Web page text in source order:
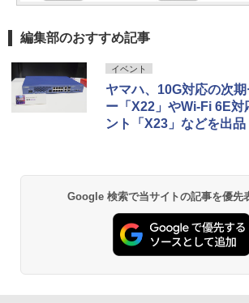
編集部のおすすめ記事
イベント
ヤマハ、10G対応の次
ー「X22」やWi-Fi 6E対
ント「X23」などを出品
Google 検索で当サイトの記事を優先